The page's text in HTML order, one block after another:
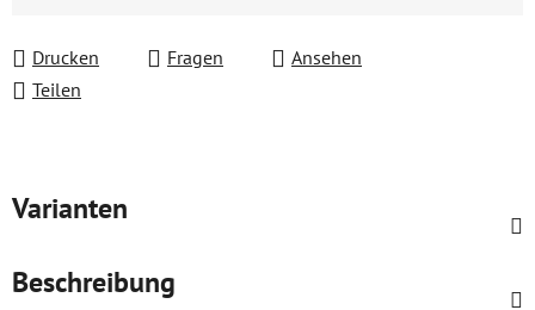
Drucken
Fragen
Ansehen
Teilen
Varianten
Beschreibung